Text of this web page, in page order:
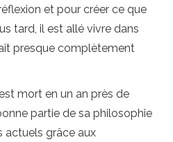
et pour créer ce que
tard, il est allé vivre dans
presque complètement
mort en un an près de
partie de sa philosophie
actuels grâce aux